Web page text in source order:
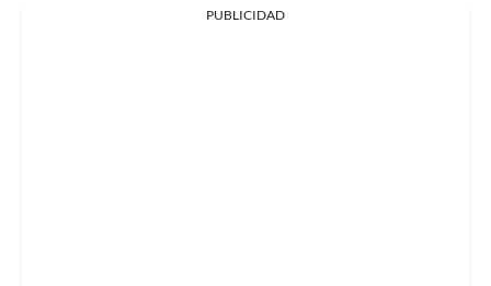
PUBLICIDAD